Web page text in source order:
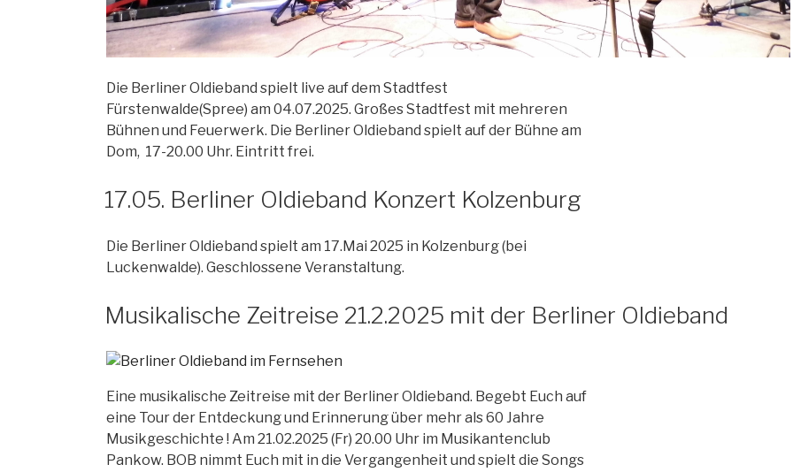
Die Berliner Oldieband spielt live auf dem Stadtfest
Fürstenwalde(Spree) am 04.07.2025. Großes Stadtfest mit mehreren
Bühnen und Feuerwerk. Die Berliner Oldieband spielt auf der Bühne am
Dom, 17-20.00 Uhr. Eintritt frei.
17.05. Berliner Oldieband Konzert Kolzenburg
Die Berliner Oldieband spielt am 17.Mai 2025 in Kolzenburg (bei
Luckenwalde). Geschlossene Veranstaltung.
Musikalische Zeitreise 21.2.2025 mit der Berliner Oldieband
Eine musikalische Zeitreise mit der Berliner Oldieband. Begebt Euch auf
eine Tour der Entdeckung und Erinnerung über mehr als 60 Jahre
Musikgeschichte ! Am 21.02.2025 (Fr) 20.00 Uhr im Musikantenclub
Pankow. BOB nimmt Euch mit in die Vergangenheit und spielt die Songs